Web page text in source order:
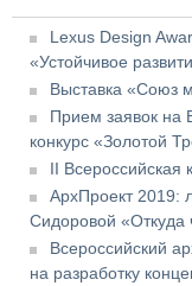
Lexus Design
«Устойчивое
Выставка «Союз
Прием заявок на
конкурс «Золотой
II
АрхПроект 2019:
Сидоровой «Откуда
Всероссийский
на разработку